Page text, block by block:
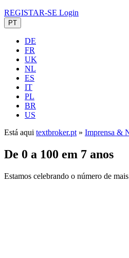
REGISTAR-SE Login
PT
DE
FR
UK
NL
ES
IT
PL
BR
US
Está aqui textbroker.pt » Imprensa &
De 0 a 100 em 7 anos
Estamos celebrando o número de